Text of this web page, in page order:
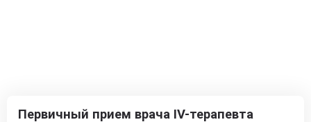
Первичный прием врача IV-терапевта